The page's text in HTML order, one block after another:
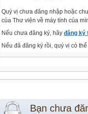
Quý vị chưa đăng nhập hoặc
của Thư viện về máy tính của
Nếu chưa đăng ký, hãy đăng ký
Nếu đã đăng ký rồi, quý vị có
Bạn chưa